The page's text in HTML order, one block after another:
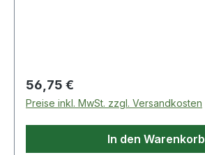
Regulärer Preis:
56,75 €
Preise inkl. MwSt. zzgl. Versandkosten
In den Warenkorb